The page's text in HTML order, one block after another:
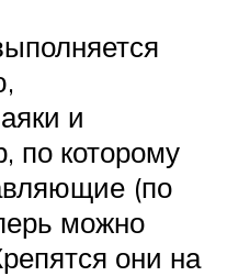
и
по которому
(по
можно
они на